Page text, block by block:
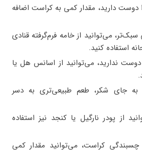
دوست دارید، مقدار کمی به کراست اضافه
می‌توانید از خامه فرم‌گرفته قنادی
استفاده کنید.
دوست ندارید، می‌توانید از اسانس هل یا
به جای شکر، طعم طبیعی‌تری به دسر
از پودر نارگیل یا کنجد نیز استفاده
چسبندگی کراست، می‌توانید مقدار کمی